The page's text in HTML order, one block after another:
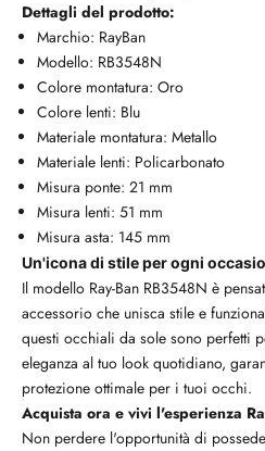
Dettagli del prodotto:
Marchio: RayBan
Modello: RB3548N
Colore montatura: Oro
Colore lenti: Blu
Materiale montatura: Metallo
Materiale lenti: Policarbonato
Misura ponte: 21 mm
Misura lenti: 51 mm
Misura asta: 145 mm
Un'icona di stile per ogni
Il modello Ray-Ban RB3548N è
accessorio che unisca stile e
questi occhiali da sole sono perfetti
eleganza al tuo look quotidiano,
protezione ottimale per i tuoi occhi.
Acquista ora e vivi l'esperienza
Non perdere l'opportunità di